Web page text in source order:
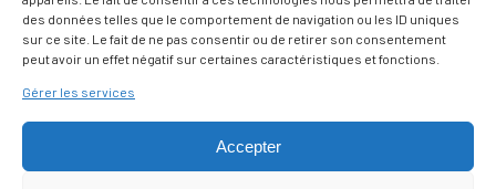
des données telles que le comportement de navigation ou les ID uniques
sur ce site. Le fait de ne pas consentir ou de retirer son consentement
peut avoir un effet négatif sur certaines caractéristiques et fonctions.
Gérer les services
Accepter
SUIVEZ-NOUS
SUR LES RÉSEAUX